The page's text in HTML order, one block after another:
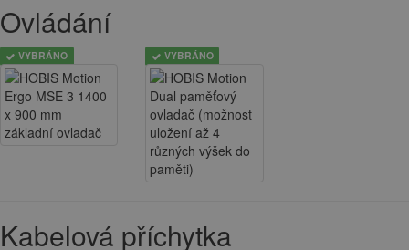
Ovládání
VYBRÁNO VYBRÁNO
Kabelová příchytka